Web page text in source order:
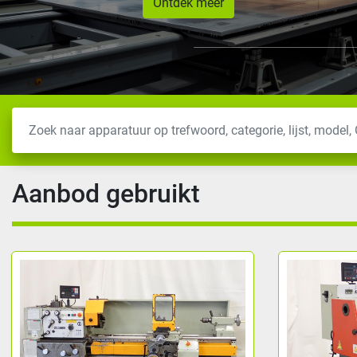
Aanbod gebruikt